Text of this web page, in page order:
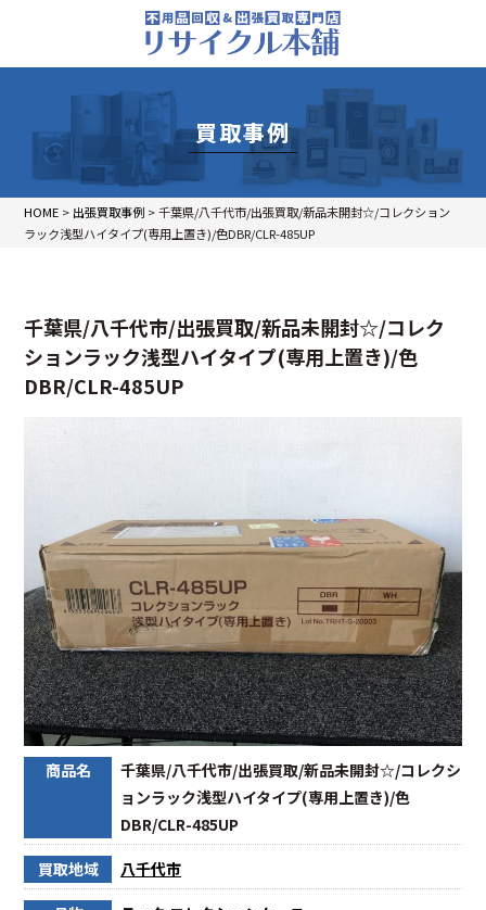
買取事例
HOME > 出張買取事例 >千葉県/八千代市/出張買取/新品未開封☆/コレクション
ラック浅型ハイタイプ(専用上置き)/色DBR/CLR-485UP
千葉県/八千代市/出張買取/新品未開封☆/コレク
ションラック浅型ハイタイプ(専用上置き)/色
DBR/CLR-485UP
商品名
千葉県/八千代市/出張買取/新品未開封☆/コレクシ
ョンラック浅型ハイタイプ(専用上置き)/色
DBR/CLR-485UP
買取地域 八千代市